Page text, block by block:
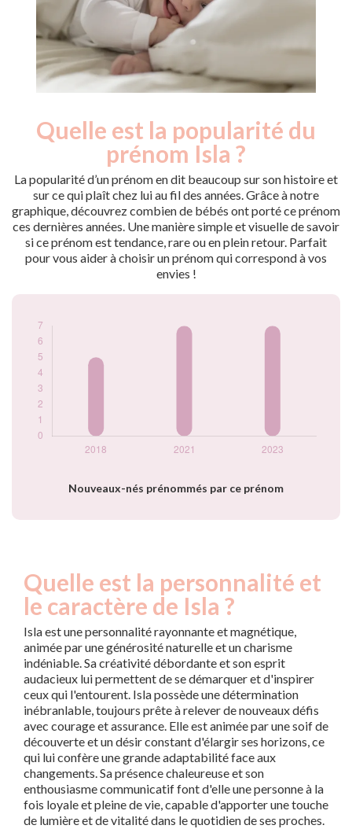
Quelle est la popularité du
prénom Isla ?
La popularité d’un prénom en dit beaucoup sur son histoire et
sur ce qui plaît chez lui au fil des années. Grâce à notre
graphique, découvrez combien de bébés ont porté ce prénom
ces dernières années. Une manière simple et visuelle de savoir
si ce prénom est tendance, rare ou en plein retour. Parfait
pour vous aider à choisir un prénom qui correspond à vos
envies !
Nouveaux-nés prénommés par ce prénom
Popularité du
prénom Isla par
année
Année
Nouveaux-
nés
2021
7
2023
7
Quelle est la personnalité et
le caractère de Isla ?
Isla est une personnalité rayonnante et magnétique,
animée par une générosité naturelle et un charisme
indéniable. Sa créativité débordante et son esprit
audacieux lui permettent de se démarquer et d'inspirer
ceux qui l'entourent. Isla possède une détermination
inébranlable, toujours prête à relever de nouveaux défis
avec courage et assurance. Elle est animée par une soif de
découverte et un désir constant d'élargir ses horizons, ce
qui lui confère une grande adaptabilité face aux
changements. Sa présence chaleureuse et son
enthousiasme communicatif font d'elle une personne à la
fois loyale et pleine de vie, capable d'apporter une touche
de lumière et de vitalité dans le quotidien de ses proches.